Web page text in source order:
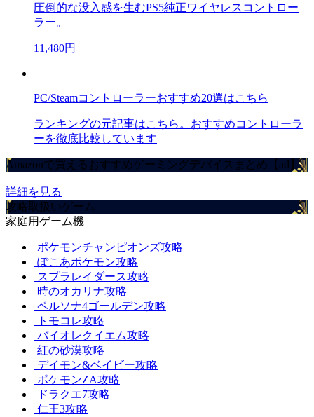
圧倒的な没入感を生むPS5純正ワイヤレスコントロー
ラー。
11,480円
PC/Steamコントローラーおすすめ20選はこちら
ランキングの元記事はこちら。おすすめコントローラ
ーを徹底比較しています
Amazonで買えるおすすめゲーミングデバイスまとめ【ad】
詳細を見る
攻略取扱いゲーム
家庭用ゲーム機
ポケモンチャンピオンズ攻略
ぽこあポケモン攻略
スプラレイダース攻略
時のオカリナ攻略
ペルソナ4ゴールデン攻略
トモコレ攻略
バイオレクイエム攻略
紅の砂漠攻略
デイモン&ベイビー攻略
ポケモンZA攻略
ドラクエ7攻略
仁王3攻略